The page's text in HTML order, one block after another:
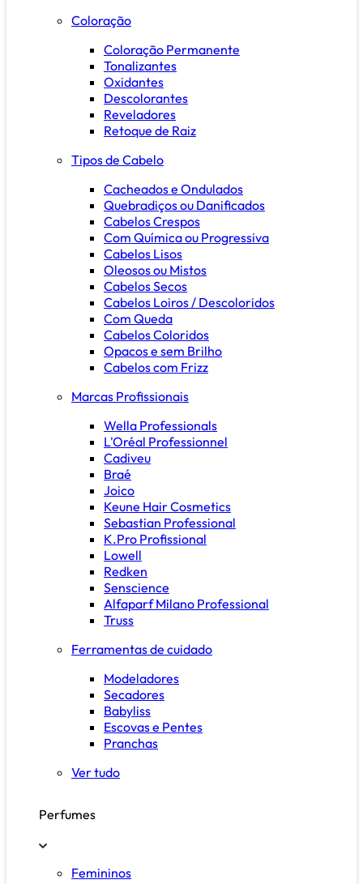
Coloração
Coloração Permanente
Tonalizantes
Oxidantes
Descolorantes
Reveladores
Retoque de Raiz
Tipos de Cabelo
Cacheados e Ondulados
Quebradiços ou Danificados
Cabelos Crespos
Com Química ou Progressiva
Cabelos Lisos
Oleosos ou Mistos
Cabelos Secos
Cabelos Loiros / Descoloridos
Com Queda
Cabelos Coloridos
Opacos e sem Brilho
Cabelos com Frizz
Marcas Profissionais
Wella Professionals
L'Oréal Professionnel
Cadiveu
Braé
Joico
Keune Hair Cosmetics
Sebastian Professional
K.Pro Profissional
Lowell
Redken
Senscience
Alfaparf Milano Professional
Truss
Ferramentas de cuidado
Modeladores
Secadores
Babyliss
Escovas e Pentes
Pranchas
Ver tudo
Perfumes
Femininos